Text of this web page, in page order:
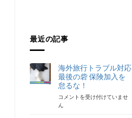
最近の記事
海外旅行トラブル対応
最後の砦 保険加入を
怠るな！
海
外
コメントを受け付けていませ
ん